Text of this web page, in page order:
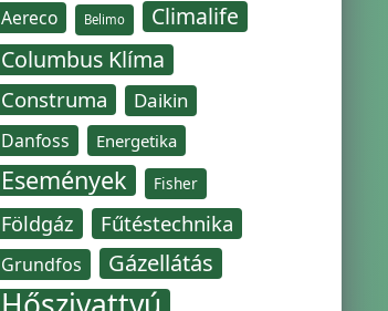
Aereco Belimo
Climalife
Columbus Klíma
Construma Daikin
Danfoss Energetika
Események Fisher
Földgáz Fűtéstechnika
Grundfos Gázellátás